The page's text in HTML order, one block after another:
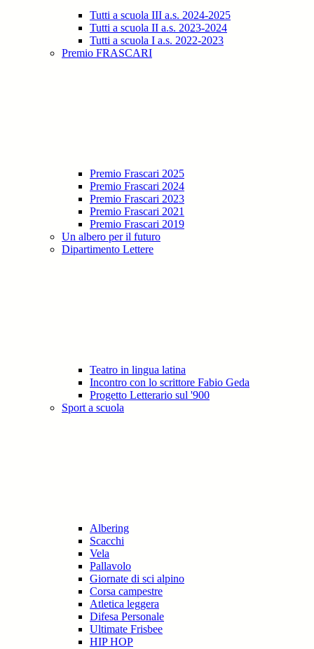
Tutti a scuola III a.s. 2024-2025
Tutti a scuola II a.s. 2023-2024
Tutti a scuola I a.s. 2022-2023
Premio FRASCARI
Premio Frascari 2025
Premio Frascari 2024
Premio Frascari 2023
Premio Frascari 2021
Premio Frascari 2019
Un albero per il futuro
Dipartimento Lettere
Teatro in lingua latina
Incontro con lo scrittore Fabio Geda
Progetto Letterario sul '900
Sport a scuola
Albering
Scacchi
Vela
Pallavolo
Giornate di sci alpino
Corsa campestre
Atletica leggera
Difesa Personale
Ultimate Frisbee
HIP HOP